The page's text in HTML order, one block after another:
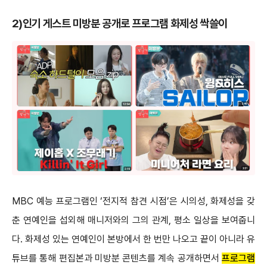
2)인기 게스트 미방분 공개로 프로그램 화제성 싹쓸이
MBC 예능 프로그램인 ‘전지적 참견 시점’은 시의성, 화제성을 갖
춘 연예인을 섭외해 매니저와의 그의 관계, 평소 일상을 보여줍니
다. 화제성 있는 연예인이 본방에서 한 번만 나오고 끝이 아니라 유
튜브를 통해 편집본과 미방분 콘텐츠를 계속 공개하면서 프로그램